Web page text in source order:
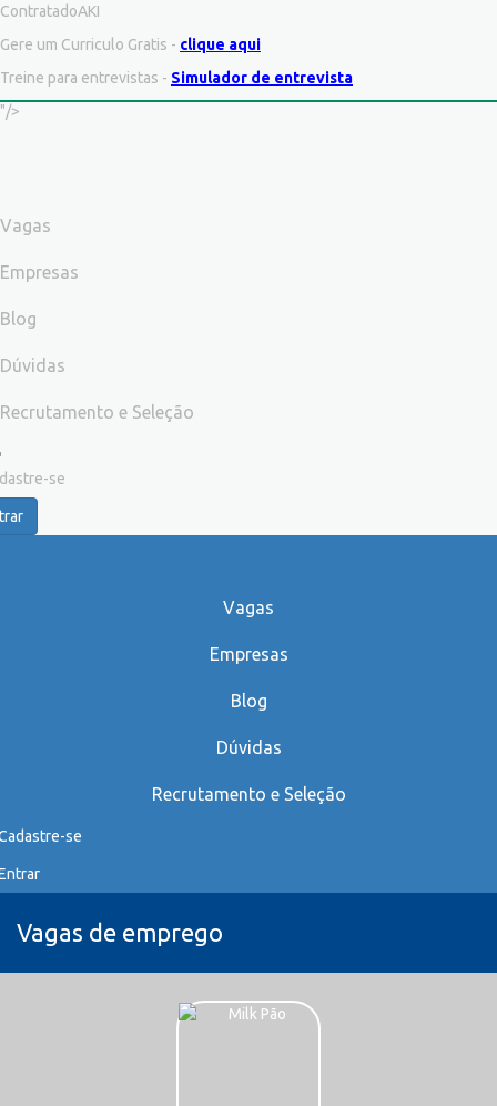
ContratadoAKI
Gere um Curriculo Gratis - clique aqui
Treine para entrevistas - Simulador de entrevista
"/>
Vagas
Empresas
Blog
Dúvidas
Recrutamento e Seleção
se
Vagas
Empresas
Blog
Dúvidas
Recrutamento e Seleção
se
Vagas de emprego